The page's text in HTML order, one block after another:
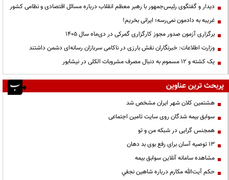
دیدار و گفتگوی رئیس‌جمهور با رهبر معظم انقلاب درباره مسائل اقتصادی و نظامی کشور
غریبه به دادمون نمی‌رسه؛ ایرانی بخریم!
برگزاری آزمون صدور مجوز کارگزاری گمرکی در دی‌ماه سال ۱۴۰۵
وزارت اطلاعات: خبرنگاران نقش بارزی در ناکامی سربازان رسانه‌ای دشمن داشتند
یک کشته و ۱۲ مسموم به دنبال مصرف مشروبات الکلی در نیشابور
پربحث ترین عناوین
هشتمین کلان شهر ایران مشخص شد
سوابق بیمه شدگان روی سایت تامین اجتماعی
همجنس گرایی در شبکه من و تو
13 توصیه آسان برای رفع بوی بد دهان
مشاهده سامانه آنلاين سوابق بیمه
حكم آيت‌الله مكارم درباره شاهين نجفي